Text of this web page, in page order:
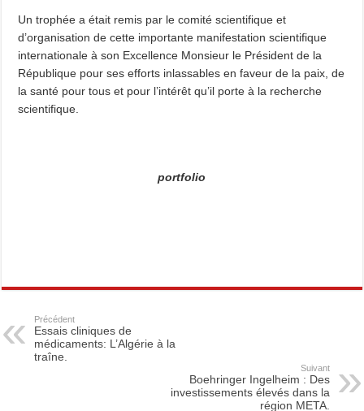
Un trophée a était remis par le comité scientifique et
d’organisation de cette importante manifestation scientifique
internationale à son Excellence Monsieur le Président de la
République pour ses efforts inlassables en faveur de la paix, de
la santé pour tous et pour l’intérêt qu’il porte à la recherche
scientifique.
portfolio
Précédent
Essais cliniques de
médicaments: L’Algérie à la
traîne.
Suivant
Boehringer Ingelheim : Des
investissements élevés dans la
région META.